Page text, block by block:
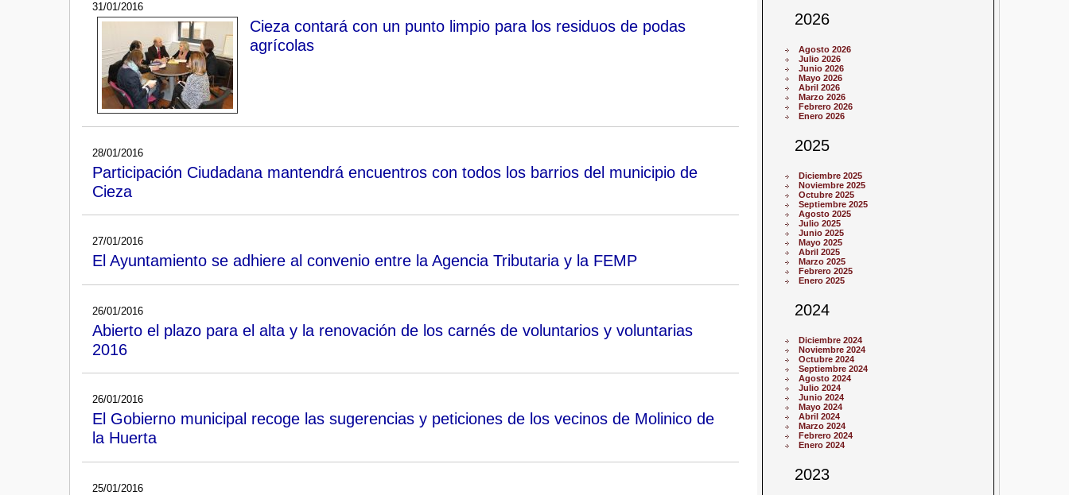
31/01/2016
Cieza contará con un punto limpio para los residuos de podas
agrícolas
28/01/2016
Participación Ciudadana mantendrá encuentros con todos los barrios del municipio de
Cieza
27/01/2016
El Ayuntamiento se adhiere al convenio entre la Agencia Tributaria y la FEMP
26/01/2016
Abierto el plazo para el alta y la renovación de los carnés de voluntarios y voluntarias
2016
26/01/2016
El Gobierno municipal recoge las sugerencias y peticiones de los vecinos de Molinico de
la Huerta
25/01/2016
2026
Agosto 2026
Julio 2026
Junio 2026
Mayo 2026
Abril 2026
Marzo 2026
Febrero 2026
Enero 2026
2025
Diciembre 2025
Noviembre 2025
Octubre 2025
Septiembre 2025
Agosto 2025
Julio 2025
Junio 2025
Mayo 2025
Abril 2025
Marzo 2025
Febrero 2025
Enero 2025
2024
Diciembre 2024
Noviembre 2024
Octubre 2024
Septiembre 2024
Agosto 2024
Julio 2024
Junio 2024
Mayo 2024
Abril 2024
Marzo 2024
Febrero 2024
Enero 2024
2023